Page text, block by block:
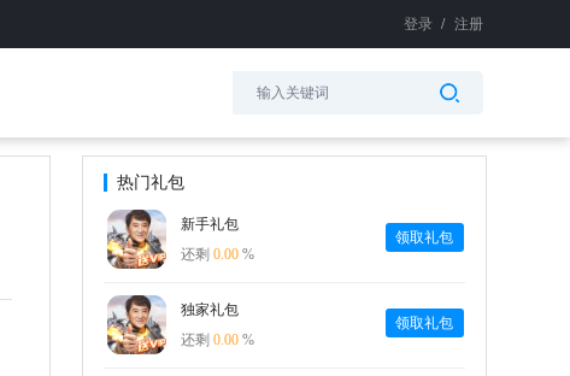
登录 / 注册
热门礼包
新手礼包
还剩 0.00 %
领取礼包
独家礼包
还剩 0.00 %
领取礼包